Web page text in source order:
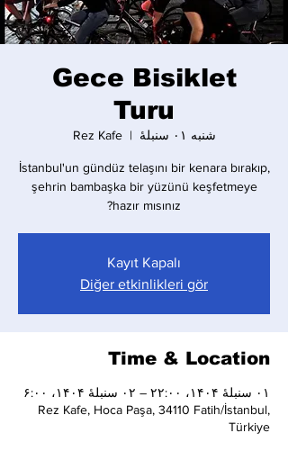
Gece Bisiklet
Turu
شنبه ۰۱ سنبلهٔ
  |
Rez Kafe
İstanbul'un gündüz telaşını bir kenara bırakıp,
şehrin bambaşka bir yüzünü keşfetmeye
hazır mısınız?
Kayıt Kapalı
Diğer etkinlikleri gör
Time & Location
۰۱ سنبلهٔ ۱۴۰۴، ۲۲:۰۰ – ۰۲ سنبلهٔ ۱۴۰۴، ۶:۰۰
Rez Kafe, Hoca Paşa, 34110 Fatih/İstanbul,
Türkiye